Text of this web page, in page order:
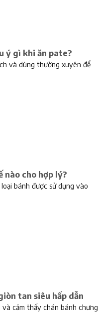
ý gì khi ăn pate?
và dùng thường xuyên để
cho hợp lý?
bánh được sử dụng vào
tan siêu hấp dẫn
cảm thấy chán bánh chưng